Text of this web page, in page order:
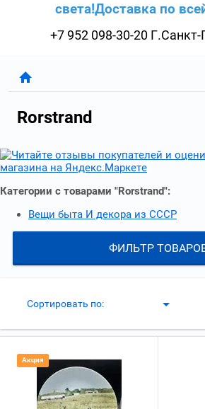
света!Доставка по
+7 952 098-30-20 Г.Санкт-
Rorstrand
Категории с товарами "Rorstrand":
Вещи быта И декора из СССР
ФИЛЬТР
Сортировать по:
Акция